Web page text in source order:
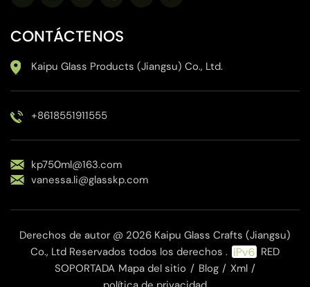
CONTÁCTENOS
Kaipu Glass Products (Jiangsu) Co., Ltd.
+8618551911555
kp750ml@163.com
vanessa.li@glasskp.com
Derechos de autor @ 2026 Kaipu Glass Crafts (Jiangsu)
Co., Ltd Reservados todos los derechos .
RED
SOPORTADA Mapa del sitio / Blog / Xml /